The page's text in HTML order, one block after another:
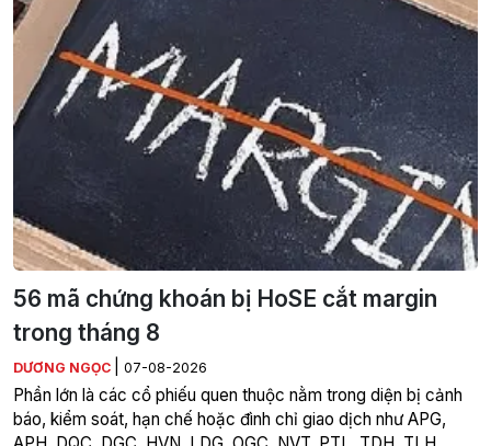
56 mã chứng khoán bị HoSE cắt margin
trong tháng 8
DƯƠNG NGỌC 07-08-2026
Phần lớn là các cổ phiếu quen thuộc nằm trong diện bị cảnh
báo, kiểm soát, hạn chế hoặc đình chỉ giao dịch như APG,